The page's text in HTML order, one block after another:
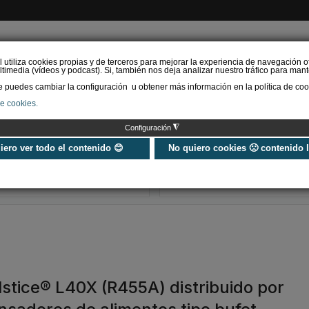
utiliza cookies propias y de terceros para mejorar la experiencia de navegación
(vídeos y podcast). Si, también nos deja analizar nuestro tráfico para
puedes cambiar la configuración u obtener más información en la política de
cookies.
Configuración ◮
ver todo el contenido 😊 No quiero cookies 🙁 contenido
RENOVABLES
Normativa F-Gas 2024
Actualizada >> Revisión
del Reglamento 517/2014
Guía de
refrigeración
frío industrial
L40X (R455A) distribuido por